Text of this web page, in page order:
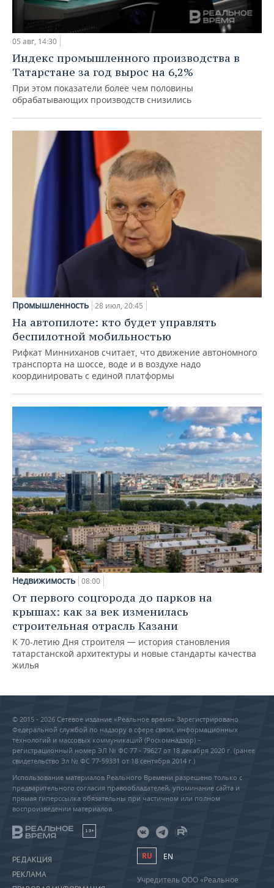
05 авг, 14:30
Индекс промышленного производства в
Татарстане за год вырос на 6,2%
При этом показатели более чем половины
обрабатывающих производств снизились
Промышленность 28 июл, 20:45
На автопилоте: кто будет управлять
беспилотной мобильностью
Рифкат Минниханов считает, что движение автономного
транспорта на шоссе, воде и в воздухе надо
координировать с единой платформы
Недвижимость 08:00
От первого соцгорода до парков на
крышах: как за век изменилась
строительная отрасль Казани
К 70-летию Дня строителя — история становления
татарстанской архитектуры и новые стандарты качества
жилья
© 2015 - 2026 Сетевое издание «Реальное время» Зарегистрировано
Федеральной службой по надзору в сфере связи, информационных
технологий и массовых коммуникаций (Роскомнадзор) –
регистрационный номер ЭЛ № ФС 77 - 79627 от 18 декабря 2020 г. (ранее
свидетельство Эл № ФС 77-59331 от 18 сентября 2014 г.)
Использование материалов Реального Времени разрешено только с
предварительного согласия правообладателей, упоминание сайта и
прямая гиперссылка обязательны при частичном или полном
воспроизведении материалов.
18+
РЕДАКЦИЯ
РЕКЛАМА
RU EN
Учредитель ООО «Реальное